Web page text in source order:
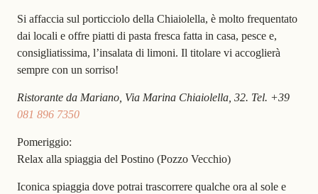
Si affaccia sul porticciolo della Chiaiolella, è molto frequentato
dai locali e offre piatti di pasta fresca fatta in casa, pesce e,
consigliatissima, l’insalata di limoni. Il titolare vi accoglierà
sempre con un sorriso!
Ristorante da Mariano, Via Marina Chiaiolella, 32. Tel. +39
081 896 7350
Pomeriggio:
Relax alla spiaggia del Postino (Pozzo Vecchio)
Iconica spiaggia dove potrai trascorrere qualche ora al sole e